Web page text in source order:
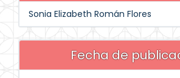
Sonia Elizabeth Román Flores
Fecha de